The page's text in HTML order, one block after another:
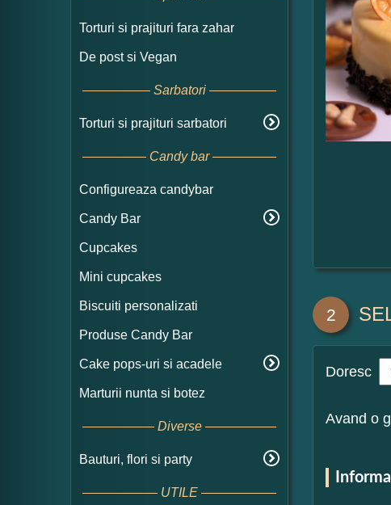
Torturi si prajituri fara zahar
De post si Vegan
Sarbatori
Torturi si prajituri sarbatori
Candy bar
Configureaza candybar
Candy Bar
Cupcakes
Mini cupcakes
Biscuiti personalizati
Produse Candy Bar
Cake pops-uri si acadele
Marturii nunta si botez
Diverse
Bauturi, flori si party
UTILE
2
Doresc
Avand o